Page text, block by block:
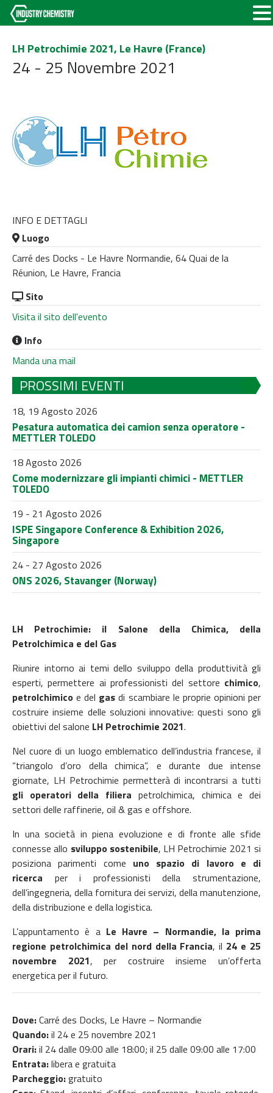
LH Petrochimie 2021, Le Havre (France)
24 - 25 Novembre 2021
INFO E DETTAGLI
Luogo
Carré des Docks - Le Havre Normandie, 64 Quai de la
Réunion, Le Havre, Francia
Sito
Visita il sito dell'evento
Info
Manda una mail
PROSSIMI EVENTI
18, 19 Agosto 2026
Pesatura automatica dei camion senza operatore -
METTLER TOLEDO
18 Agosto 2026
Come modernizzare gli impianti chimici - METTLER
TOLEDO
19 - 21 Agosto 2026
ISPE Singapore Conference & Exhibition 2026,
Singapore
24 - 27 Agosto 2026
ONS 2026, Stavanger (Norway)
LH Petrochimie: il Salone della Chimica, della
Petrolchimica e del Gas
Riunire intorno ai temi dello sviluppo della produttività gli
esperti, permettere ai professionisti del settore chimico,
petrolchimico e del gas di scambiare le proprie opinioni per
costruire insieme delle soluzioni innovative: questi sono gli
obiettivi del salone LH Petrochimie 2021.
Nel cuore di un luogo emblematico dell’industria francese, il
“triangolo d’oro della chimica”, e durante due intense
giornate, LH Petrochimie permetterà di incontrarsi a tutti
gli operatori della filiera petrolchimica, chimica e dei
settori delle raffinerie, oil & gas e offshore.
In una società in piena evoluzione e di fronte alle sfide
connesse allo sviluppo sostenibile, LH Petrochimie 2021 si
posiziona parimenti come uno spazio di lavoro e di
ricerca per i professionisti della strumentazione,
dell’ingegneria, della fornitura dei servizi, della manutenzione,
della distribuzione e della logistica.
L’appuntamento è aLe Havre – Normandie, la prima
regione petrolchimica del nord della Francia, il 24 e 25
novembre 2021, per costruire insieme un’offerta
energetica per il futuro.
Dove:Carré des Docks, Le Havre – Normandie
Quando:il 24 e 25 novembre 2021
Orari:il 24 dalle 09:00 alle 18:00; il 25 dalle 09:00 alle 17:00
Entrata:libera e gratuita
Parcheggio:gratuito